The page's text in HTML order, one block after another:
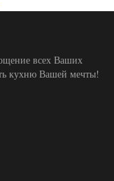
всех Ваших
кухню Вашей мечты!